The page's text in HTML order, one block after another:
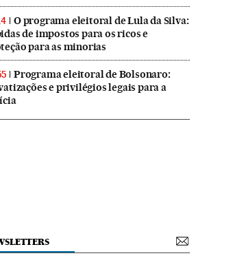
O programa eleitoral de Lula da Silva:
de impostos para os ricos e
para as minorias
Programa eleitoral de Bolsonaro:
e privilégios legais para a